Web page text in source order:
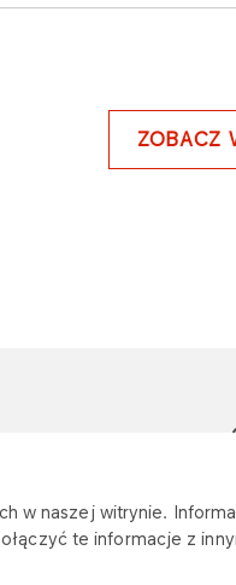
w naszej witrynie.
te informacje z
ZOBACZ